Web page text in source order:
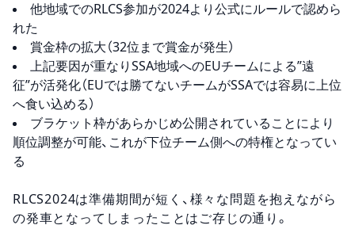
他地域でのRLCS参加が2024より公式にルールで認めら
れた
賞金枠の拡大（32位まで賞金が発生）
上記要因が重なりSSA地域へのEUチームによる”遠
征”が活発化（EUでは勝てないチームがSSAでは容易に上位
へ食い込める）
ブラケット枠があらかじめ公開されていることにより
順位調整が可能、これが下位チーム側への特権となってい
る
RLCS2024は準備期間が短く、様々な問題を抱えながら
の発車となってしまったことはご存じの通り。